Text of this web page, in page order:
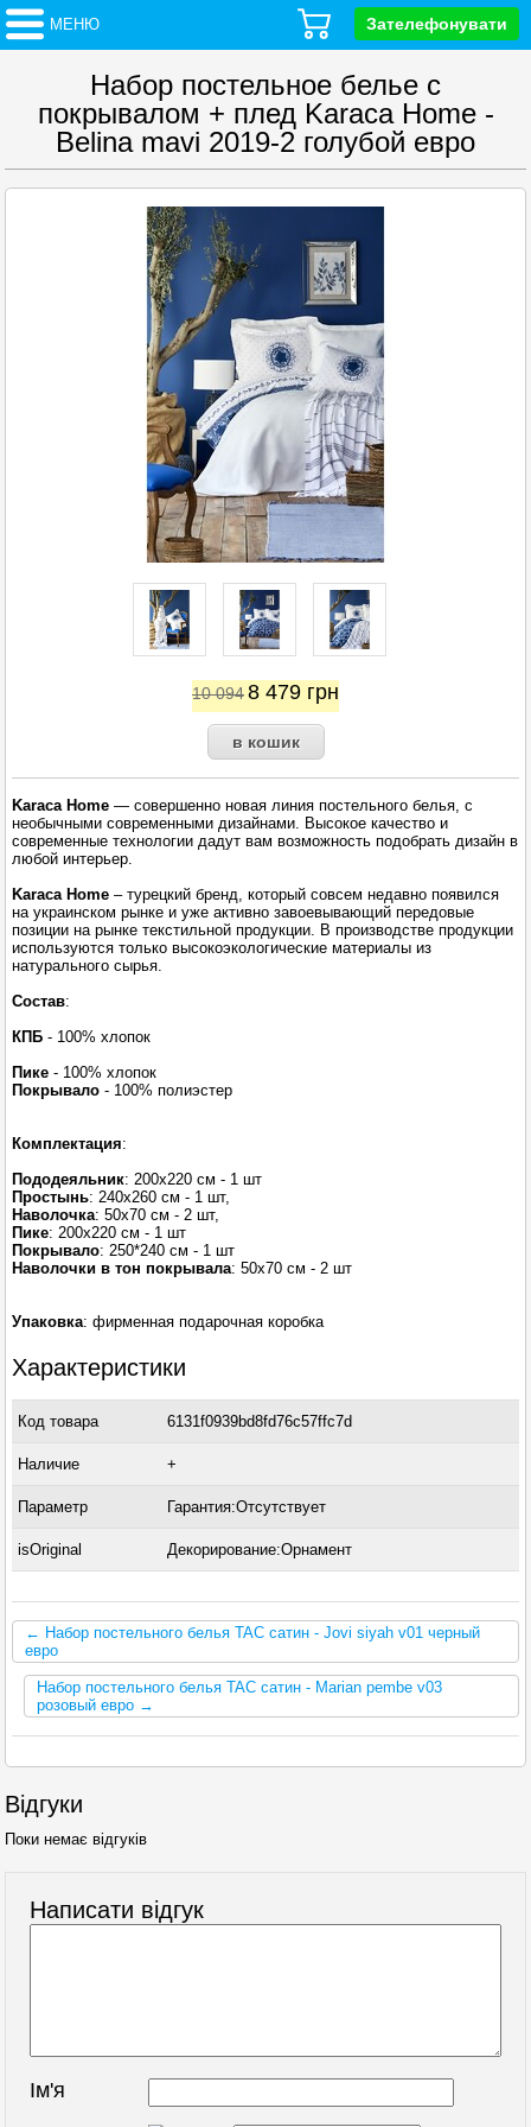
МЕНЮ Зателефонувати
Набор постельное белье с
покрывалом + плед Karaca Home -
Belina mavi 2019-2 голубой евро
10 0948 479 грн
Karaca Home— совершенно новая линия постельного белья, с
необычными современными дизайнами. Высокое качество и
современные технологии дадут вам возможность подобрать дизайн в
любой интерьер.
Karaca Home – турецкий бренд, который совсем недавно появился
на украинском рынке и уже активно завоевывающий передовые
позиции на рынке текстильной продукции. В производстве продукции
используются только высокоэкологические материалы из
натурального сырья.
Состав:
КПБ- 100% хлопок
Пике- 100% хлопок
Покрывало- 100% полиэстер
Комплектация:
Пододеяльник: 200х220 см - 1 шт
Простынь: 240х260 см - 1 шт,
Наволочка: 50х70 см - 2 шт,
Пике: 200x220 см - 1 шт
Покрывало: 250*240 см - 1 шт
Наволочки в тон покрывала: 50х70 см - 2 шт
Упаковка: фирменная подарочная коробка
Характеристики
Код товара 6131f0939bd8fd76c57ffc7d
Наличие +
Параметр Гарантия:Отсутствует
isOriginal Декорирование:Орнамент
← Набор постельного белья TAC сатин - Jovi siyah v01 черный
евро
Набор постельного белья TAC сатин - Marian pembe v03
розовый евро →
Відгуки
Поки немає відгуків
Написати відгук
Ім'я